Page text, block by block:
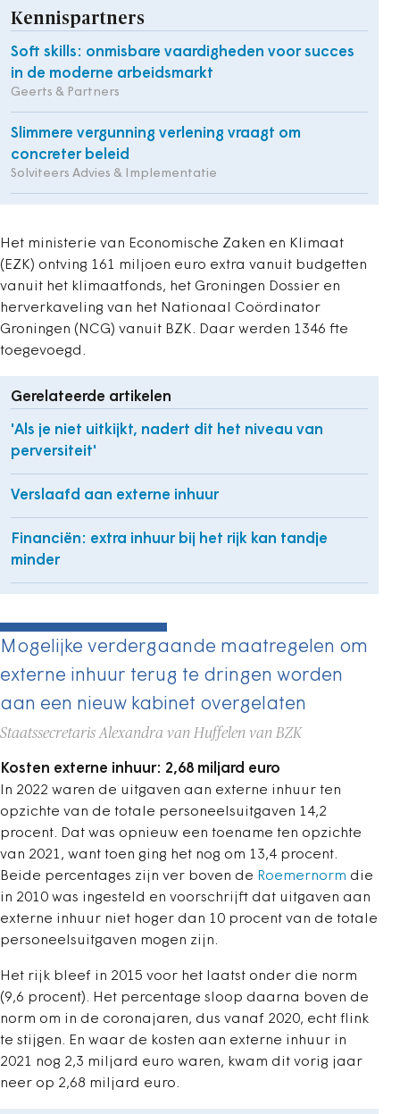
Kennispartners
Soft skills: onmisbare vaardigheden voor succes
in de moderne arbeidsmarkt
Geerts & Partners
Slimmere vergunning verlening vraagt om
concreter beleid
Solviteers Advies & Implementatie
Het ministerie van Economische Zaken en Klimaat
(EZK) ontving 161 miljoen euro extra vanuit budgetten
vanuit het klimaatfonds, het Groningen Dossier en
herverkaveling van het Nationaal Coördinator
Groningen (NCG) vanuit BZK. Daar werden 1346 fte
toegevoegd.
Gerelateerde artikelen
'Als je niet uitkijkt, nadert dit het niveau van
perversiteit'
Verslaafd aan externe inhuur
Financiën: extra inhuur bij het rijk kan tandje
minder
Mogelijke verdergaande maatregelen om
externe inhuur terug te dringen worden
aan een nieuw kabinet overgelaten
Staatssecretaris Alexandra van Huffelen van BZK
Kosten externe inhuur: 2,68 miljard euro
In 2022 waren de uitgaven aan externe inhuur ten
opzichte van de totale personeelsuitgaven 14,2
procent. Dat was opnieuw een toename ten opzichte
van 2021, want toen ging het nog om 13,4 procent.
Beide percentages zijn ver boven de Roemernorm die
in 2010 was ingesteld en voorschrijft dat uitgaven aan
externe inhuur niet hoger dan 10 procent van de totale
personeelsuitgaven mogen zijn.
Het rijk bleef in 2015 voor het laatst onder die norm
(9,6 procent). Het percentage sloop daarna boven de
norm om in de coronajaren, dus vanaf 2020, echt flink
te stijgen. En waar de kosten aan externe inhuur in
2021 nog 2,3 miljard euro waren, kwam dit vorig jaar
neer op 2,68 miljard euro.